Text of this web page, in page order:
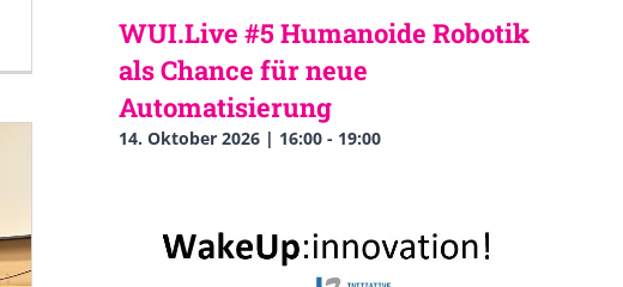
WUI.Live #5 Humanoide Robotik
als Chance für neue
Automatisierung
14. Oktober 2026 | 16:00- 19:00